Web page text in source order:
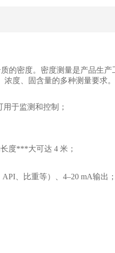
的密度。密度测量是产品生
度、固含量的多种测量要求。
于监测和控制；
度***大可达 4 米；
、比重等）、4–20 mA输出；